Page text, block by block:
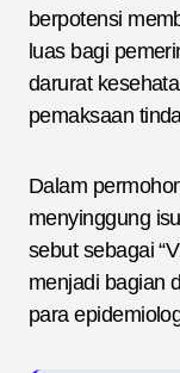
berpotensi
luas bagi
darurat
pemaksaan
Dalam
menyinggung
sebut sebagai
menjadi bagian
para